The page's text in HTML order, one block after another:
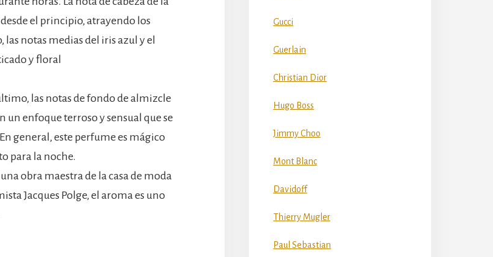
el principio, atrayendo los
notas medias del iris azul y el
y floral
las notas de fondo de almizcle
enfoque terroso y sensual que se
general, este perfume es mágico
para la noche.
obra maestra de la casa de moda
Jacques Polge, el aroma es uno
Gucci
Guerlain
Christian Dior
Hugo Boss
Jimmy Choo
Mont Blanc
Davidoff
Thierry Mugler
Paul Sebastian